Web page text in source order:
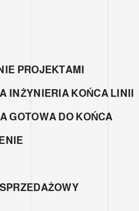
PROJEKTAMI
INŻYNIERIA KOŃCA LINII
GOTOWA DO KOŃCA